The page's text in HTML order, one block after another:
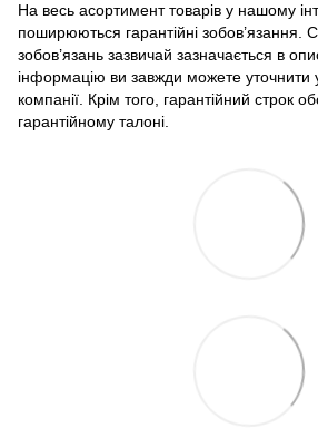
На весь асортимент товарів у нашому
поширюються гарантійні зобов’язання.
зобов’язань зазвичай зазначається в
інформацію ви завжди можете уточнити
компанії. Крім того, гарантійний строк
гарантійному талоні.